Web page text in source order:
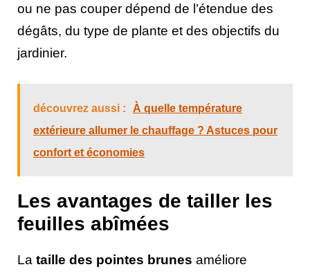
ou ne pas couper dépend de l’étendue des
dégâts, du type de plante et des objectifs du
jardinier.
découvrez aussi :
À quelle température
extérieure allumer le chauffage ? Astuces pour
confort et économies
Les avantages de tailler les
feuilles abîmées
La taille des pointes brunes améliore